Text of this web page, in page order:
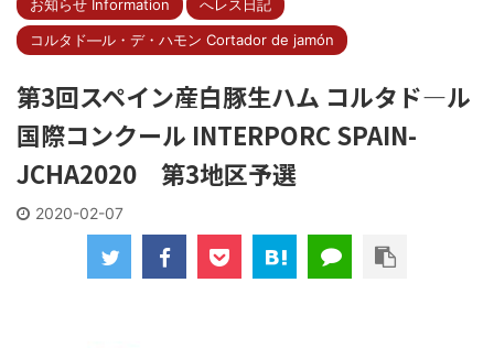
お知らせ Information
へレス日記
コルタド―ル・デ・ハモン Cortador de jamón
第3回スペイン産白豚生ハム コルタド―ル
国際コンクール INTERPORC SPAIN-
JCHA2020 第3地区予選
2020-02-07